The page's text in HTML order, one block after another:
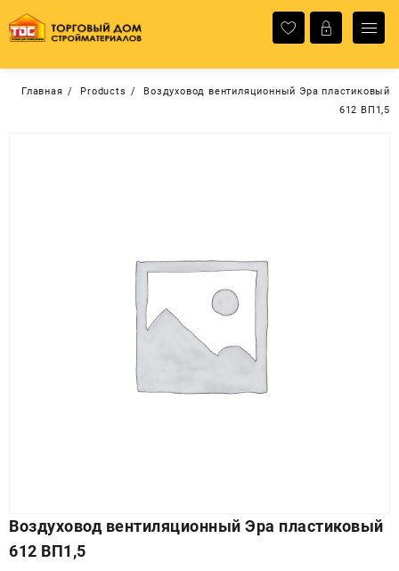
содержимому
Главная Products
Воздуховод вентиляционный Эра пластиковый
612 ВП1,5
Воздуховод вентиляционный Эра пластиковый
612 ВП1,5